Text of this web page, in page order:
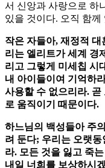
서 신앙과 사랑으로 하
있을 것이다. 오직 함
작은 자들아, 재정적
리는 엘리트가 세계 경
리고 그렇게 미세칩 시
내 아이들이여 기억하
사용할 수 없으리라.
로 움직이기 때문이다.
하느님의 백성들아 주
려 둔다; 우리는 오랫동
라. 모든 것을 잃고 죽
내일 너희를 보상하시